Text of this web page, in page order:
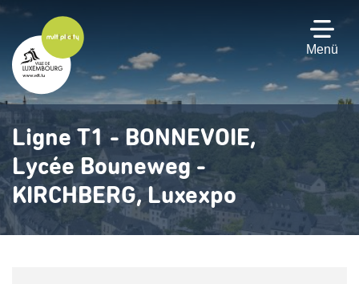
Zum
Hauptinhalt
gehen
Menü
Ligne T1 - BONNEVOIE,
Lycée Bouneweg -
KIRCHBERG, Luxexpo